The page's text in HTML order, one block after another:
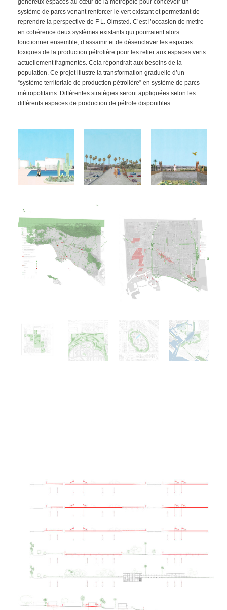
généreux espaces au cœur de la métropole pour concevoir un
système de parcs venant renforcer le vert existant et permettant de
reprendre la perspective de F L. Olmsted. C’est l’occasion de mettre
en cohérence deux systèmes existants qui pourraient alors
fonctionner ensemble; d’assainir et de désenclaver les espaces
toxiques de la production pétrolière pour les relier aux espaces verts
actuellement fragmentés. Cela répondrait aux besoins de la
population. Ce projet illustre la transformation graduelle d’un
“système territoriale de production pétrolière” en système de parcs
métropolitains. Différentes stratégies seront appliquées selon les
différents espaces de production de pétrole disponibles.